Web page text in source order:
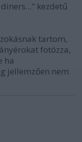
kezdetű
tartom,
fotózza,
ha
jellemzően nem